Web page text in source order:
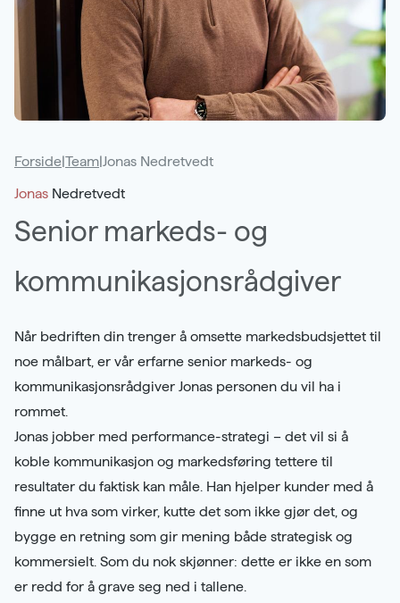
Samarbeidspartnere
Karriere
Kontakt
Forside|Team|Jonas Nedretvedt
Jonas Nedretvedt
Senior markeds- og
kommunikasjonsrådgiver
Når bedriften din trenger å omsette markedsbudsjettet til
noe målbart, er vår erfarne senior markeds- og
kommunikasjonsrådgiver Jonas personen du vil ha i
rommet.
Jonas jobber med performance-strategi – det vil si å
koble kommunikasjon og markedsføring tettere til
resultater du faktisk kan måle. Han hjelper kunder med å
finne ut hva som virker, kutte det som ikke gjør det, og
bygge en retning som gir mening både strategisk og
kommersielt. Som du nok skjønner: dette er ikke en som
er redd for å grave seg ned i tallene.